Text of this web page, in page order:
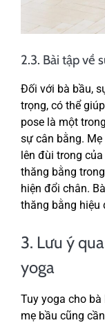
2.3. Bài tập về
Đối với bà bầu,
trọng, có thể
pose là một
sự cân bằng.
lên đùi trong
thăng bằng
hiện đổi chân.
thăng bằng hiệu
3. Lưu ý
yoga
Tuy yoga cho
mẹ bầu cũng